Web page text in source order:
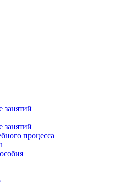
занятий
занятий
процесса